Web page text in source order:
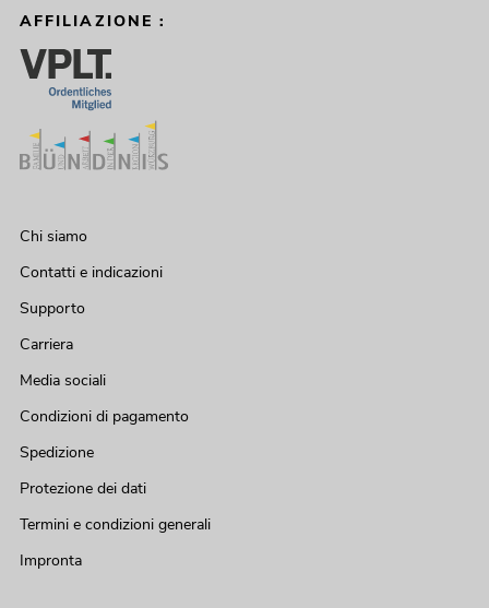
AFFILIAZIONE :
Chi siamo
Contatti e indicazioni
Supporto
Carriera
Media sociali
Condizioni di pagamento
Spedizione
Protezione dei dati
Termini e condizioni generali
Impronta